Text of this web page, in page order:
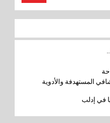
المستهدفة والأدوية
في إدلب